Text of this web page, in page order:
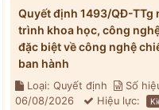
Quyết định 1493/QĐ-TTg
trình khoa học, công
đặc biệt về công nghệ
ban hành
Loại: Quyết định Số
06/08/2026
Hiệu lực: